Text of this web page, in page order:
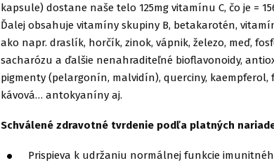
kapsule) dostane naše telo 125mg vitamínu C, čo je =
Ďalej obsahuje vitamíny skupiny B, betakarotén, vitamíny
ako napr. draslík, horčík, zinok, vápnik, železo, meď,
sacharózu a ďalšie nenahraditeľné bioflavonoidy,
pigmenty (pelargonín, malvidín), querciny, kaempferol,
kávová… antokyaníny aj.
Schválené zdravotné tvrdenie podľa platných
Prispieva k udržaniu normálnej funkcie